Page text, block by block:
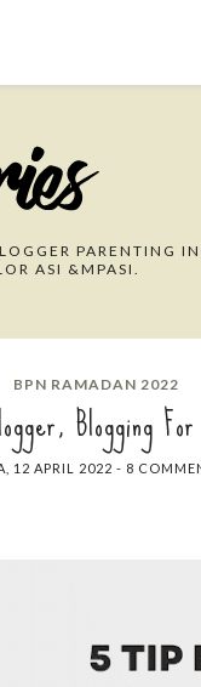
PARENTING
ASI &MPASI.
BPN RAMADAN 2022
Blogging
12 APRIL 2022 - 8